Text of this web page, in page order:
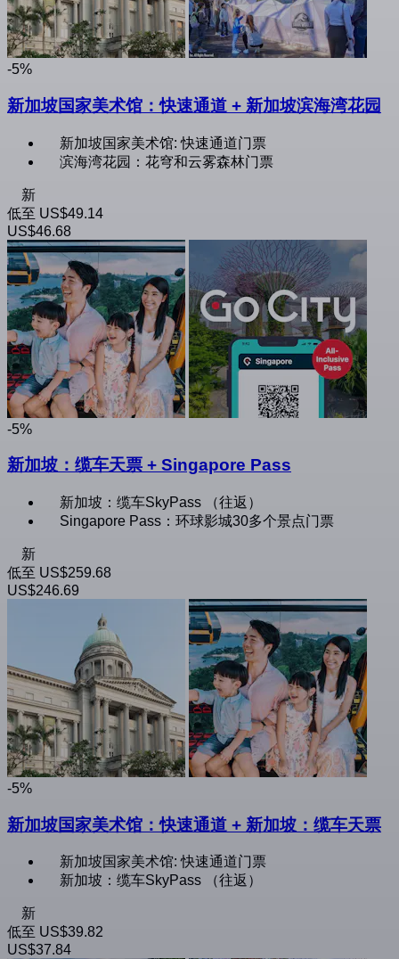
-5%
新加坡国家美术馆：快速通道 + 新加坡滨海湾花园
新加坡国家美术馆: 快速通道门票
滨海湾花园：花穹和云雾森林门票
新
低至 US$49.14
US$46.68
-5%
新加坡：缆车天票 + Singapore Pass
新加坡：缆车SkyPass （往返）
Singapore Pass：环球影城30多个景点门票
新
低至 US$259.68
US$246.69
-5%
新加坡国家美术馆：快速通道 + 新加坡：缆车天票
新加坡国家美术馆: 快速通道门票
新加坡：缆车SkyPass （往返）
新
低至 US$39.82
US$37.84